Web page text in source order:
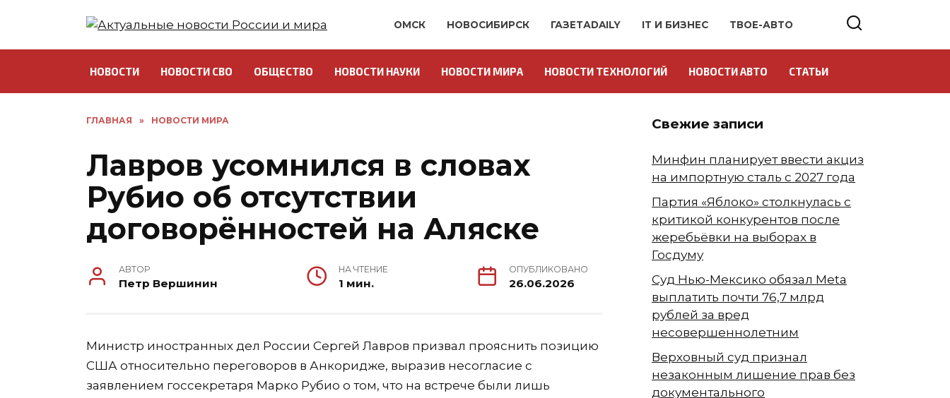
ОМСК НОВОСИБИРСК ГАЗЕТАDAILY IT И БИЗНЕС ТВОЕ-АВТО
НОВОСТИ НОВОСТИ СВО ОБЩЕСТВО НОВОСТИ НАУКИ НОВОСТИ МИРА НОВОСТИ ТЕХНОЛОГИЙ НОВОСТИ АВТО СТАТЬИ
ГЛАВНАЯ » НОВОСТИ МИРА
Лавров усомнился в словах
Рубио об отсутствии
договорённостей на Аляске
АВТОР
Петр Вершинин
НА ЧТЕНИЕ
1 мин.
ОПУБЛИКОВАНО
26.06.2026
Министр иностранных дел России Сергей Лавров призвал прояснить позицию
США относительно переговоров в Анкоридже, выразив несогласие с
заявлением госсекретаря Марко Рубио о том, что на встрече были лишь
Свежие записи
Минфин планирует ввести акциз
на импортную сталь с 2027 года
Партия «Яблоко» столкнулась с
критикой конкурентов после
жеребьёвки на выборах в
Госдуму
Суд Нью-Мексико обязал Meta
выплатить почти 76,7 млрд
рублей за вред
несовершеннолетним
Верховный суд признал
незаконным лишение прав без
документального